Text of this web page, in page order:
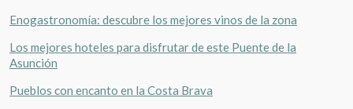
Enogastronomía: descubre los mejores vinos de la zona
Los mejores hoteles para disfrutar de este Puente de la
Asunción
Pueblos con encanto en la Costa Brava